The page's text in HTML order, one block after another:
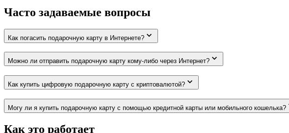
Часто задаваемые вопросы
Как погасить подарочную карту в Интернете?
Можно ли отправить подарочную карту кому-либо через Интернет?
Как купить цифровую подарочную карту с криптовалютой?
Могу ли я купить подарочную карту с помощью кредитной карты или мобильного кошелька?
Как это работает